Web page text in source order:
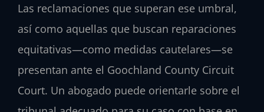
Las reclamaciones que superan ese umbral,
así como aquellas que buscan reparaciones
equitativas—como medidas cautelares—se
presentan ante el Goochland County Circuit
Court. Un abogado puede orientarle sobre el